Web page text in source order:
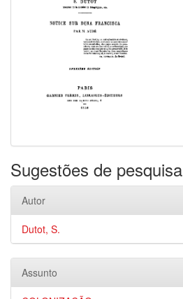
Sugestões de pesquisa
Autor
Dutot, S.
Assunto